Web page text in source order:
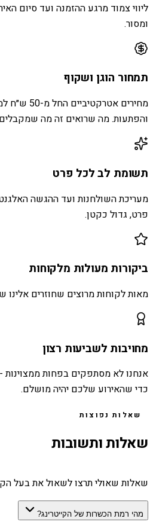
ליווי צמוד מרגע ההזמנה ועד סיום
ומסור.
תמחור הוגן ושקוף
מחירים
והפתעות. מה שרואים זה מה
תשומת לב לכל פרט
מעריכת השולחנות ועד ההגשה
פרט, גדול כקטן.
ביקורות מעולות מלקוחות
מאות לקוחות מרוצים שחוזרים אלינו
מחויבות לשביעות רצון
אנחנו לא מסתפקים בפחות
כדי שהאירוע שלכם יהיה מושלם.
שאלות נפוצות
שאלות ותשובות
שאלות שאולי תרצו לשאול את בעל
מהי רמת הכשרות של הקייטרינג?